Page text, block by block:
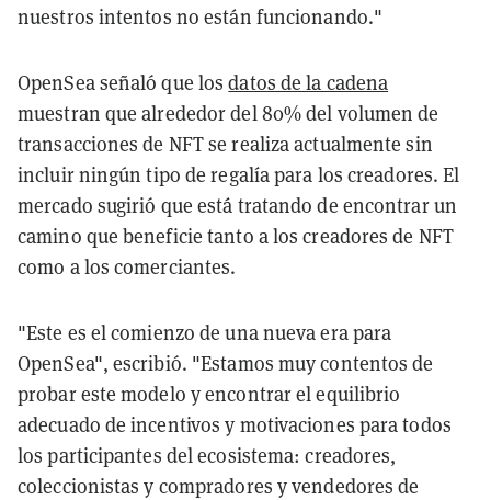
nuestros intentos no están funcionando."
OpenSea señaló que losdatos de la cadena
muestran que alrededor del 80% del volumen de
transacciones de NFT se realiza actualmente sin
incluir ningún tipo de regalía para los creadores. El
mercado sugirió que está tratando de encontrar un
camino que beneficie tanto a los creadores de NFT
como a los comerciantes.
"Este es el comienzo de una nueva era para
OpenSea", escribió. "Estamos muy contentos de
probar este modelo y encontrar el equilibrio
adecuado de incentivos y motivaciones para todos
los participantes del ecosistema: creadores,
coleccionistas y compradores y vendedores de